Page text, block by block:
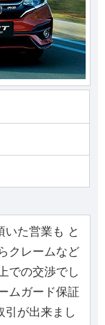
いた営業も と
クレームなど
での交渉でし
ムガード保証
引が出来まし